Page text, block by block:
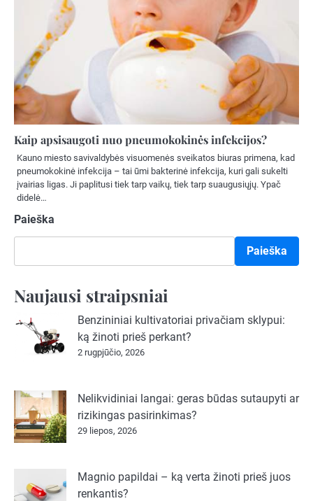
Kaip apsisaugoti nuo pneumokokinės infekcijos?
Kauno miesto savivaldybės visuomenės sveikatos biuras primena, kad
pneumokokinė infekcija – tai ūmi bakterinė infekcija, kuri gali sukelti
įvairias ligas. Ji paplitusi tiek tarp vaikų, tiek tarp suaugusiųjų. Ypač
didelė…
Paieška
Paieška
Naujausi straipsniai
Benzininiai kultivatoriai privačiam sklypui:
ką žinoti prieš perkant?
2 rugpjūčio, 2026
Nelikvidiniai langai: geras būdas sutaupyti ar
rizikingas pasirinkimas?
29 liepos, 2026
Magnio papildai – ką verta žinoti prieš juos
renkantis?